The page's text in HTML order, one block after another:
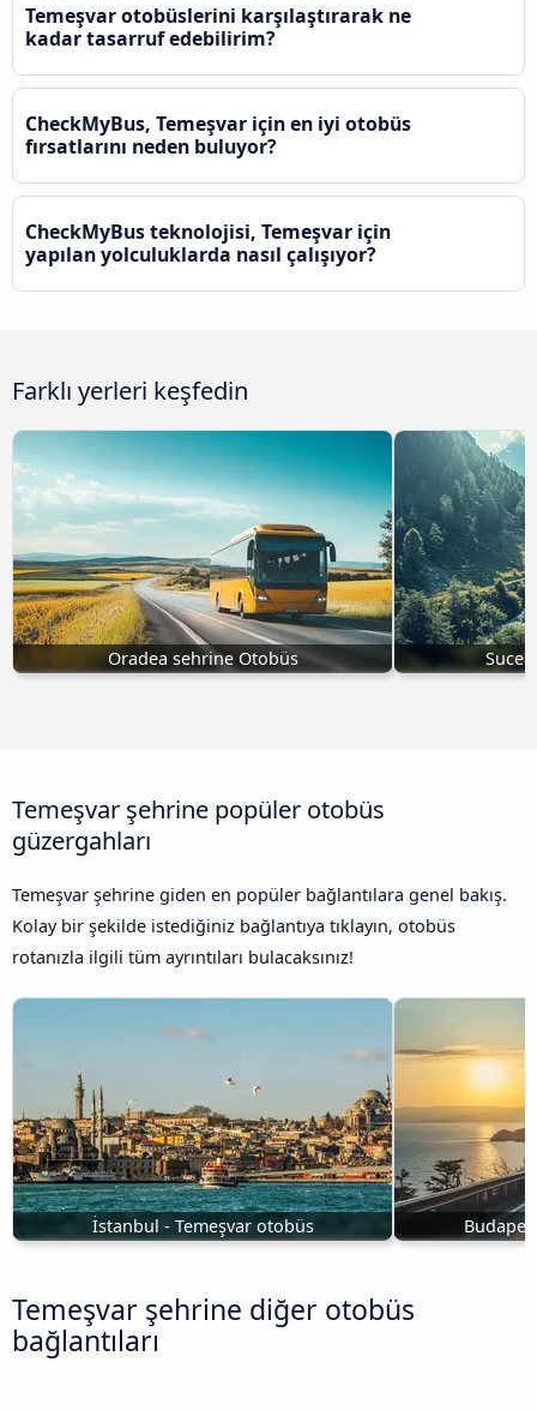
Temeşvar otobüslerini karşılaştırarak ne
kadar tasarruf edebilirim?
CheckMyBus, Temeşvar için en iyi otobüs
fırsatlarını neden buluyor?
CheckMyBus teknolojisi, Temeşvar için
yapılan yolculuklarda nasıl çalışıyor?
Farklı yerleri keşfedin
Oradea sehrine Otobüs
Temeşvar şehrine popüler otobüs
güzergahları
Temeşvar şehrine giden en popüler bağlantılara genel bakış.
Kolay bir şekilde istediğiniz bağlantıya tıklayın, otobüs
rotanızla ilgili tüm ayrıntıları bulacaksınız!
İstanbul - Temeşvar otobüs
Temeşvar şehrine diğer otobüs
bağlantıları